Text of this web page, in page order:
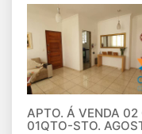
APTO. Á VENDA
01QTO-STO.